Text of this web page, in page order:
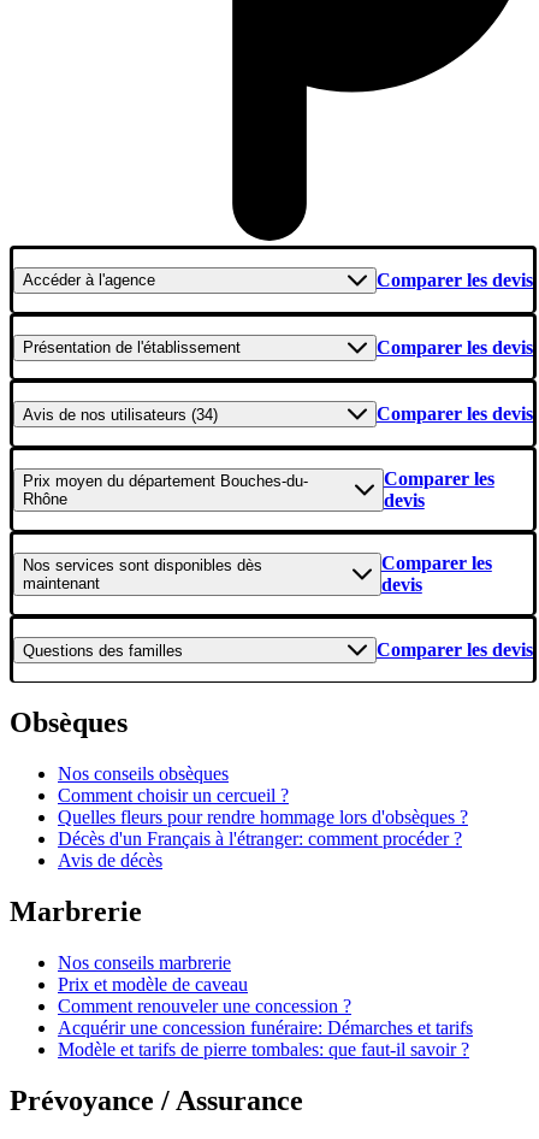
Accéderà l'agence Comparer les devis
Présentation de l'établissement Comparer les devis
Avis de nos utilisateurs (34) Comparer les devis
Prix moyen du département Bouches-du-
Rhône
Comparer les
devis
Nos services sont disponibles dès
maintenant
Comparer les
devis
Questions des familles Comparer les devis
Obsèques
Nos conseils obsèques
Comment choisir un cercueil ?
Quelles fleurs pour rendre hommage lors d'obsèques ?
Décès d'un Français à l'étranger: comment procéder ?
Avis de décès
Marbrerie
Nos conseils marbrerie
Prix et modèle de caveau
Comment renouveler une concession ?
Acquérir une concession funéraire: Démarches et tarifs
Modèle et tarifs de pierre tombales: que faut-il savoir ?
Prévoyance / Assurance